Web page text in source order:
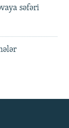
səfəri